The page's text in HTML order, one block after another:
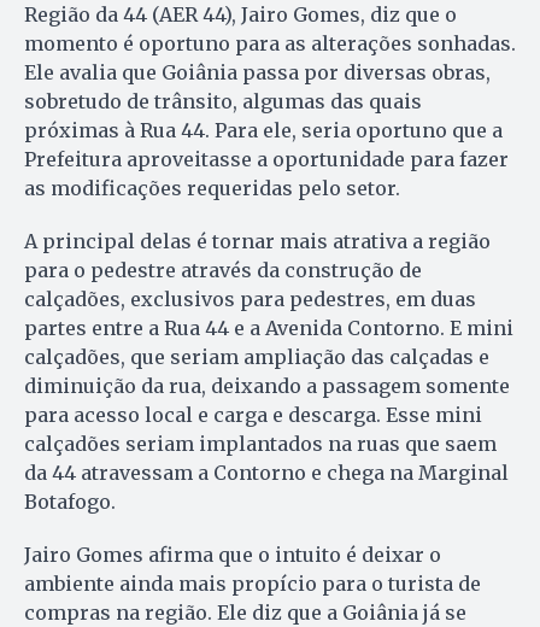
Região da 44 (AER 44), Jairo Gomes, diz que o
momento é oportuno para as alterações sonhadas.
Ele avalia que Goiânia passa por diversas obras,
sobretudo de trânsito, algumas das quais
próximas à Rua 44. Para ele, seria oportuno que a
Prefeitura aproveitasse a oportunidade para fazer
as modificações requeridas pelo setor.
A principal delas é tornar mais atrativa a região
para o pedestre através da construção de
calçadões, exclusivos para pedestres, em duas
partes entre a Rua 44 e a Avenida Contorno. E mini
calçadões, que seriam ampliação das calçadas e
diminuição da rua, deixando a passagem somente
para acesso local e carga e descarga. Esse mini
calçadões seriam implantados na ruas que saem
da 44 atravessam a Contorno e chega na Marginal
Botafogo.
Jairo Gomes afirma que o intuito é deixar o
ambiente ainda mais propício para o turista de
compras na região. Ele diz que a Goiânia já se